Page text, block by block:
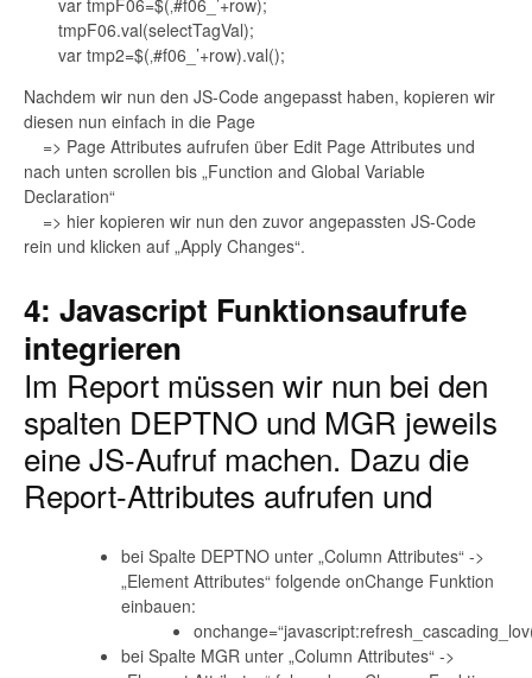
var tmpF06=$(‚#f06_’+row);
tmpF06.val(selectTagVal);
var tmp2=$(‚#f06_’+row).val();
Nachdem wir nun den JS-Code angepasst haben, kopieren wir
diesen nun einfach in die Page
=> Page Attributes aufrufen über Edit Page Attributes und
nach unten scrollen bis „Function and Global Variable
Declaration“
=> hier kopieren wir nun den zuvor angepassten JS-Code
rein und klicken auf „Apply Changes“.
4: Javascript Funktionsaufrufe
integrieren
Im Report müssen wir nun bei den
spalten DEPTNO und MGR jeweils
eine JS-Aufruf machen. Dazu die
Report-Attributes aufrufen und
bei Spalte DEPTNO unter „Column Attributes“ ->
„Element Attributes“ folgende onChange Funktion
einbauen:
bei Spalte MGR unter „Column Attributes“ ->